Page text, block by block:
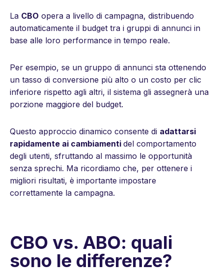
La CBO opera a livello di campagna, distribuendo
automaticamente il budget tra i gruppi di annunci in
base alle loro performance in tempo reale.
Per esempio, se un gruppo di annunci sta ottenendo
un tasso di conversione più alto o un costo per clic
inferiore rispetto agli altri, il sistema gli assegnerà una
porzione maggiore del budget.
Questo approccio dinamico consente di adattarsi
rapidamente ai cambiamenti del comportamento
degli utenti, sfruttando al massimo le opportunità
senza sprechi. Ma ricordiamo che, per ottenere i
migliori risultati, è importante impostare
correttamente la campagna.
CBO vs. ABO: quali
sono le differenze?